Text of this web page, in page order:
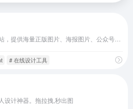
# 在线设计工具
设计神器。拖拉拽,秒出图